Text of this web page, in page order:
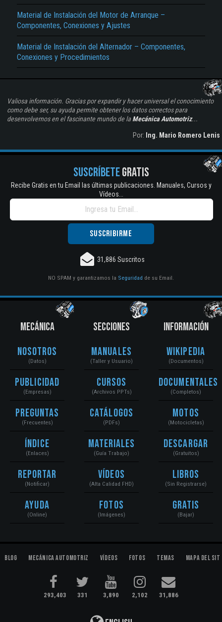
Material de Instalación del Motor de Arranque –
Componentes, Conexiones y Ajustes
Material de Instalación del Alternador – Componentes,
Conexiones y Procedimientos
Valiosa información. Gracias por expandir y hacer universal el conocimiento
como debe ser, su ayuda permite obtener los datos correctos para
desenvolvernos en el fascinante mundo de la Mecánica Automotriz...
Por: Ing. Mario Romero Lenis
SUSCRÍBETEGRATIS
Recibe Gratis en tu Email las últimas publicaciones. Manuales, Cursos y
Vídeos...
31,886 Suscritos
NO SPAM y garantizamos la Seguridad de su Email.
MECÁNICA
Nosotros
(Datos)
Publicidad
(Empresas)
Preguntas
(Frecuentes)
Índice
(Enlaces)
Reportar
(Notificar)
Ayuda
(Online)
SECCIONES
Manuales
(Taller y Usuario)
Cursos
(Archivos PPTs)
Catálogos
(PDFs)
Materiales
(Guía Trabajo)
Vídeos
(Alta Calidad FHD)
Fotos
(Imágenes)
INFORMACIÓN
Wikipedia
(Documentos)
Documentales
(Completos)
Motos
(Motocicletas)
Descargar
(Gratuitos)
Libros
(Sin Registrarse)
Gratis
(Bajar)
Blog Mecánica Automotriz Vídeos Fotos Temas Mapa del
293,403 331 3,890 2,102 31,886